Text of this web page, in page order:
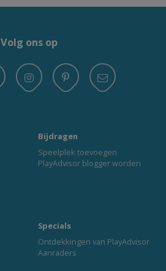
Volg ons op
Bijdragen
Speelplek toevoegen
PlayAdvisor blogger worden
Specials
Ontdekkingen van PlayAdvisor
Aanraders